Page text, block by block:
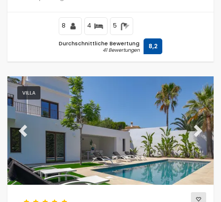
vom Strand Cala Andrago und 0,5 km vom Mittelmeer
8 4 5
Durchschnittliche Bewertung
41 Bewertungen 8,2
VILLA
Previous Next